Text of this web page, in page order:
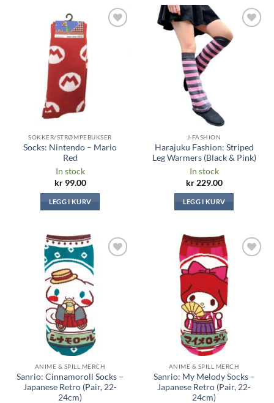
SOKKER/STRØMPEBUKSER
Socks: Nintendo – Mario
Red
In stock
kr99.00
LEGG I KURV
Legg til i
ønskeliste
J-FASHION
Harajuku Fashion: Striped
Leg Warmers (Black & Pink)
In stock
kr229.00
LEGG I KURV
ønskeliste
ANIME & SPILL MERCH
Sanrio: Cinnamoroll Socks –
Japanese Retro (Pair, 22-
24cm)
ønskeliste
ANIME & SPILL MERCH
Sanrio: My Melody Socks –
Japanese Retro (Pair, 22-
24cm)